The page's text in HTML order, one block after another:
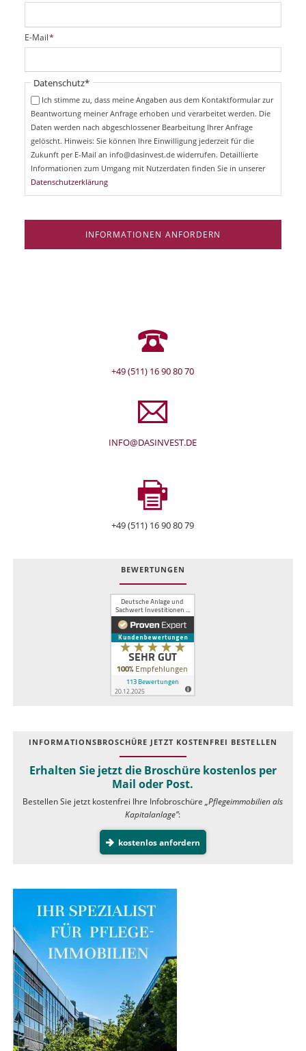
f
i
c
t
f
P
f
i
E-Mail*
Pflichtfeld
Datenschutz*
Ich stimme zu, dass meine Angaben aus dem Kontaktformular zur
Beantwortung meiner Anfrage erhoben und verarbeitet werden. Die
Daten werden nach abgeschlossener Bearbeitung Ihrer Anfrage
gelöscht. Hinweis: Sie können Ihre Einwilligung jederzeit für die
Zukunft per E-Mail an info@dasinvest.de widerrufen. Detaillierte
Informationen zum Umgang mit Nutzerdaten finden Sie in unserer
Datenschutzerklärung
INFORMATIONEN ANFORDERN
+49 (511) 16 90 80 70
INFO@DASINVEST.DE
+49 (511) 16 90 80 79
BEWERTUNGEN
INFOR­MATIONS­BROSCHÜRE JETZT KOSTEN­FREI BESTELLEN
Erhalten Sie jetzt die Broschüre kostenlos per
Mail oder Post.
Bestellen Sie jetzt kostenfrei Ihre Infobroschüre„Pflegeimmobilien als
Kapitalanlage”:
kostenlos anfordern